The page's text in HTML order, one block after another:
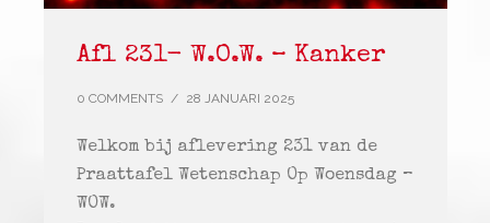
Afl 231- W.O.W. – Kanker
0 COMMENTS / 28 JANUARI 2025
Welkom bij aflevering 231 van de
Praattafel Wetenschap Op Woensdag –
WOW.